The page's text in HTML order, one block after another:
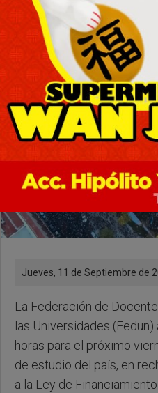
Universitario
Jueves, 11 de Septiembre de
La Federación de
las Universidades
horas para el próximo
de estudio del país, en
a la Ley de